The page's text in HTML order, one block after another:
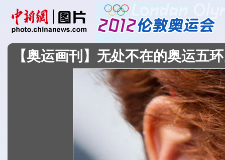
【奥运画刊】无处不在的奥运五环